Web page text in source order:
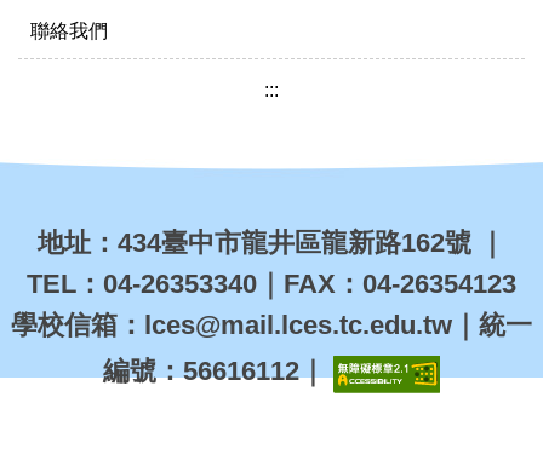
聯絡我們
:::
地址： 434臺中市龍井區龍新路162號
TEL ： 04-26353340 FAX ： 04-26354123
學校信箱 ： lces@mail.lces.tc.edu.tw ｜統一
編號：56616112｜